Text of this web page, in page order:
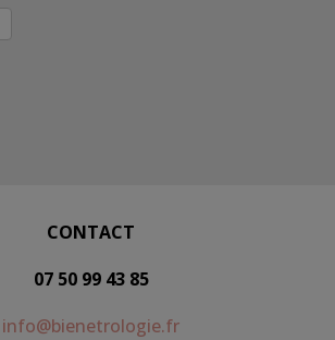
CONTACT
07 50 99 43 85
info@bienetrologie.fr